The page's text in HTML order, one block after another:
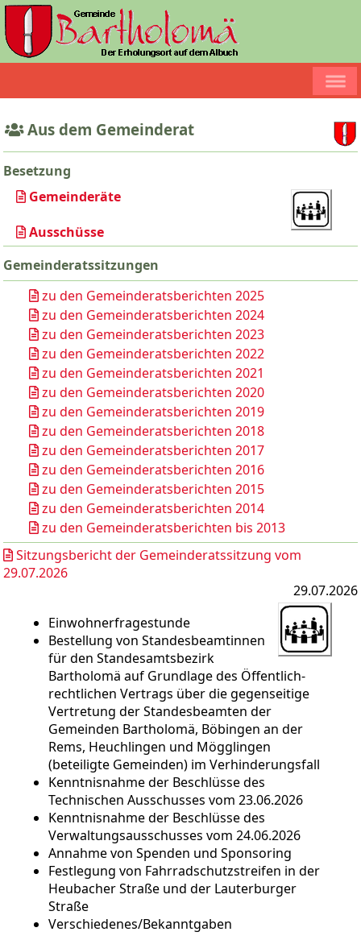
Aus dem Gemeinderat
Besetzung
Gemeinderäte
Ausschüsse
Gemeinderatssitzungen
zu den Gemeinderatsberichten 2025
zu den Gemeinderatsberichten 2024
zu den Gemeinderatsberichten 2023
zu den Gemeinderatsberichten 2022
zu den Gemeinderatsberichten 2021
zu den Gemeinderatsberichten 2020
zu den Gemeinderatsberichten 2019
zu den Gemeinderatsberichten 2018
zu den Gemeinderatsberichten 2017
zu den Gemeinderatsberichten 2016
zu den Gemeinderatsberichten 2015
zu den Gemeinderatsberichten 2014
zu den Gemeinderatsberichten bis 2013
Sitzungsbericht der Gemeinderatssitzung vom
29.07.2026
29.07.2026
Einwohnerfragestunde
Bestellung von Standesbeamtinnen
für den Standesamtsbezirk
Bartholomä auf Grundlage des Öffentlich-
rechtlichen Vertrags über die gegenseitige
Vertretung der Standesbeamten der
Gemeinden Bartholomä, Böbingen an der
Rems, Heuchlingen und Mögglingen
(beteiligte Gemeinden) im Verhinderungsfall
Kenntnisnahme der Beschlüsse des
Technischen Ausschusses vom 23.06.2026
Kenntnisnahme der Beschlüsse des
Verwaltungsausschusses vom 24.06.2026
Annahme von Spenden und Sponsoring
Festlegung von Fahrradschutzstreifen in der
Heubacher Straße und der Lauterburger
Straße
Verschiedenes/Bekanntgaben